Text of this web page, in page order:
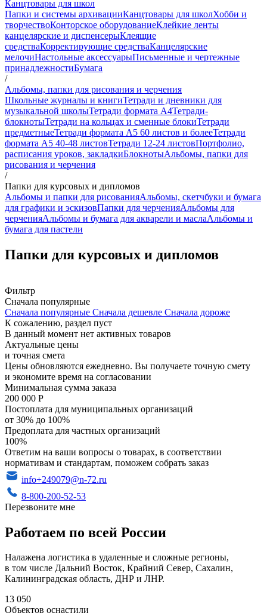
Канцтовары для школ
Папки и системы архивацииКанцтовары для школХобби и
творчествоКонторское оборудованиеКлейкие ленты
канцелярские и диспенсерыКлеящие
средстваКорректирующие средстваКанцелярские
мелочиНастольные аксессуарыПисьменные и чертежные
принадлежностиБумага
/
Альбомы, папки для рисования и черчения
Школьные журналы и книгиТетради и дневники для
музыкальной школыТетради формата А4Тетради-
блокнотыТетради на кольцах и сменные блокиТетради
предметныеТетради формата А5 60 листов и болееТетради
формата А5 40-48 листовТетради 12-24 листовПортфолио,
расписания уроков, закладкиБлокнотыАльбомы, папки для
рисования и черчения
/
Папки для курсовых и дипломов
Альбомы и папки для рисованияАльбомы, скетчбуки и бумага
для графики и эскизовПапки для черченияАльбомы для
черченияАльбомы и бумага для акварели и маслаАльбомы и
бумага для пастели
Папки для курсовых и дипломов
Фильтр
Сначала популярные
Сначала популярные Сначала дешевле Сначала дороже
К сожалению, раздел пуст
В данный момент нет активных товаров
Актуальные цены
и точная смета
Цены обновляются ежедневно. Вы получаете точную смету
и экономите время на согласовании
Минимальная сумма заказа
200 000 Р
Постоплата для муниципальных организаций
от 30% до 100%
Предоплата для частных организаций
100%
Ответим на ваши вопросы о товарах, в соответствии
нормативам и стандартам, поможем собрать заказ
info+249079@n-72.ru
8-800-200-52-53
Перезвоните мне
Работаем по всей России
Налажена логистика в удаленные и сложные регионы,
в том числе Дальний Восток, Крайний Север, Сахалин,
Калининградская область, ДНР и ЛНР.
13 050
Объектов оснастили